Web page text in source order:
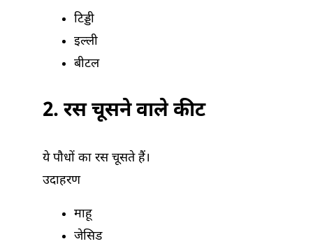
टिड्डी
इल्ली
बीटल
2. रस चूसने वाले कीट
ये पौधों का रस चूसते हैं।
उदाहरण
माहू
जेसिड